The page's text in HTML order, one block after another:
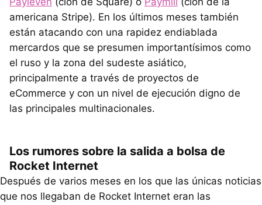
americana Stripe). En los últimos meses también
están atacando con una rapidez endiablada
mercardos que se presumen importantísimos como
el ruso y la zona del sudeste asiático,
principalmente a través de proyectos de
eCommerce y con un nivel de ejecución digno de
las principales multinacionales.
Los rumores sobre la salida a bolsa de
Rocket Internet
Después de varios meses en los que las únicas noticias
que nos llegaban de Rocket Internet eran las